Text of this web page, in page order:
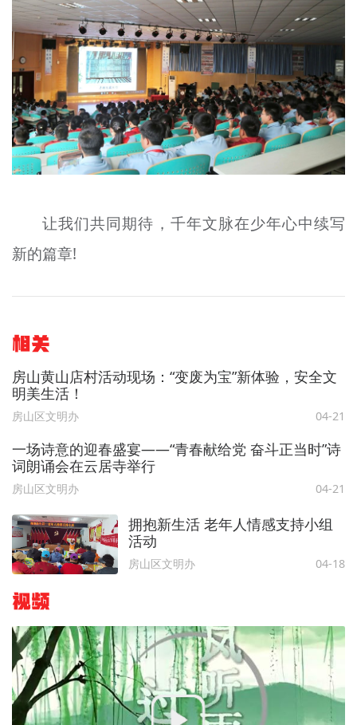
让我们共同期待，千年文脉在少年心中续写
新的篇章!
相关
房山黄山店村活动现场：“变废为宝”新体验，安全文
明美生活！
房山区文明办 04-21
一场诗意的迎春盛宴——“青春献给党 奋斗正当时”诗
词朗诵会在云居寺举行
房山区文明办 04-21
拥抱新生活 老年人情感支持小组
活动
房山区文明办 04-18
视频